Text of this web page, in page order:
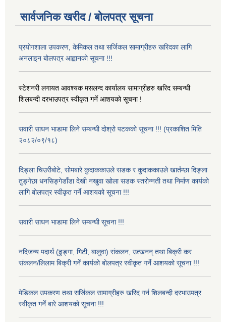
सार्वजनिक खरीद / बोलपत्र सूचना
प्रयोगशाला उपकरण, केमिकल तथा सर्जिकल सामाग्रीहरु खरिदका लागि
अनलाइन बोलपत्र आह्वानको सूचना !!!
स्टेशनरी लगायत आवश्यक मसलन्द कार्यालय सामाग्रीहरु खरिद सम्बन्धी
शिलबन्दी दरभाउपत्र स्वीकृत गर्ने आशयको सूचना !
सवारी साधन भाडामा लिने सम्बन्धी दोश्रो पटकको सूचना !!! (प्रकाशित मिति
२०८२/०९/१८)
दिङ्ला चिउरीबोटे, सोमबारे कुदाककाउले सडक र कुदाककाउले खार्तम्छा दिङ्ला
तुङ्गेछा धनसिङ्गेडाँडा देखी नखुवा खोला सडक स्तरोन्नती तथा निर्माण कार्यको
लागि बोलपत्र स्वीकृत गर्ने आशयको सूचना !!!
सवारी साधन भाडामा लिने सम्बन्धी सूचना !!!
नदिजन्य पदार्थ (ढुङ्गा, गिटी, बालुवा) संकलन, उत्खनन् तथा बिक्री कर
संकलन/लिलाम बिक्री गर्ने कार्यको बोलपत्र स्वीकृत गर्ने आशयको सूचना !!!
मेडिकल उपकरण तथा सर्जिकल सामाग्रीहरु खरिद गर्न शिलबन्दी दरभाउपत्र
स्वीकृत गर्ने बारे आशयको सूचना !!!